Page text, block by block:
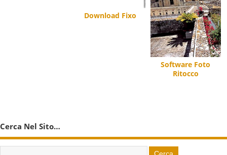
Download Fixo
Software Foto
Ritocco
Cerca Nel Sito…